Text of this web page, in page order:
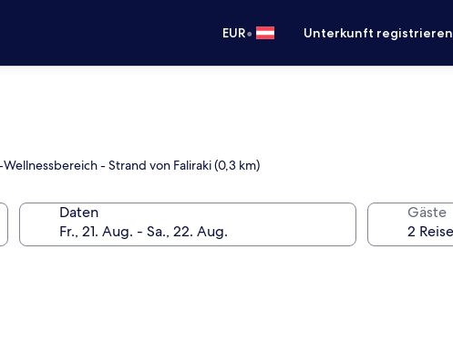
EUR• Unterkunft registrieren
- Strand von Faliraki (0,3 km)
Daten Gäste